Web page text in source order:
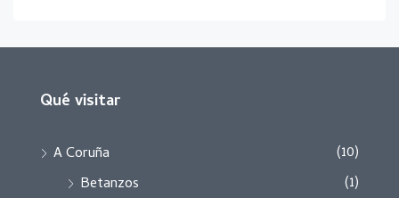
Qué visitar
A Coruña
(10)
Betanzos
(1)